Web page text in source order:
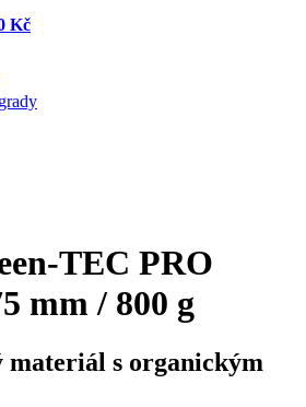
Kč
TEC PRO
mm / 800 g
materiál s organickým